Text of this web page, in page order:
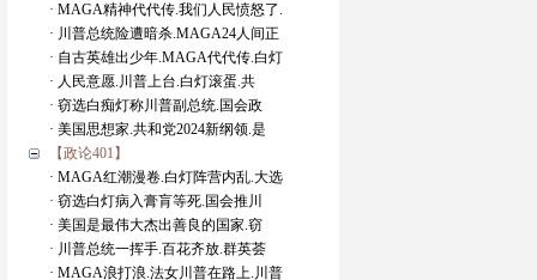
· MAGA精神代代传.我们人民愤怒了.
· 川普总统险遭暗杀.MAGA24人间正
· 自古英雄出少年.MAGA代代传.白灯
· 人民意愿.川普上台.白灯滚蛋.共
· 窃选白痴灯称川普副总统.国会政
· 美国思想家.共和党2024新纲领.是
【政论401】
· MAGA红潮漫卷.白灯阵营内乱.大选
· 窃选白灯病入膏肓等死.国会推川
· 美国是最伟大杰出善良的国家.窃
· 川普总统一挥手.百花齐放.群英荟
· MAGA浪打浪.法女川普在路上.川普